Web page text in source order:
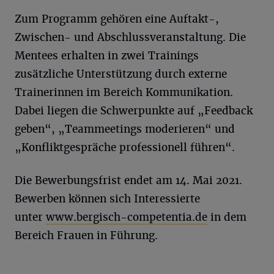
Zum Programm gehören eine Auftakt-,
Zwischen- und Abschlussveranstaltung. Die
Mentees erhalten in zwei Trainings
zusätzliche Unterstützung durch externe
Trainerinnen im Bereich Kommunikation.
Dabei liegen die Schwerpunkte auf „Feedback
geben“, „Teammeetings moderieren“ und
„Konfliktgespräche professionell führen“.
Die Bewerbungsfrist endet am 14. Mai 2021.
Bewerben können sich Interessierte
unter www.bergisch-competentia.de in dem
Bereich Frauen in Führung.